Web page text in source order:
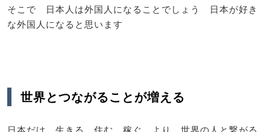
そこで 日本人は外国人になることでしょう 日本が好き
な外国人になると思います
世界とつながることが増える
日本だけ 生きる 住む 稼ぐ より 世界の人と繋がる